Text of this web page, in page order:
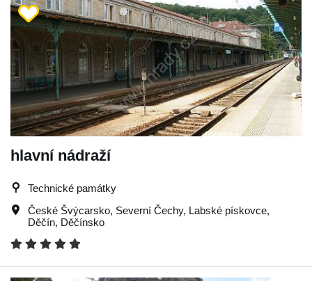
hlavní nádraží
Technické památky
České Švýcarsko, Severní Čechy, Labské pískovce,
Děčín, Děčínsko